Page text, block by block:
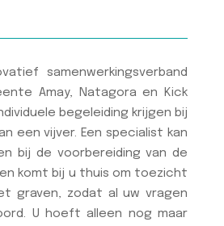
samenwerkingsverband
Amay, Natagora en Kick
begeleiding krijgen bij
een vijver. Een specialist kan
bij de voorbereiding van de
komt bij u thuis om toezicht
graven, zodat al uw vragen
U hoeft alleen nog maar